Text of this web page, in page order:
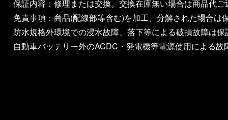
保証内容：修理または交換。交換在庫無い場合は商品代ご
免責事項：商品(配線部等含む)を加工、分解された場合は
防水規格外環境での浸水故障、落下等による破損故障は
自動車バッテリー外のACDC・発電機等電源使用による